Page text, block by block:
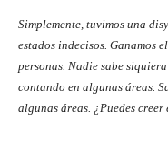
Simplemente, tuvimos una
estados indecisos. Ganamos
personas. Nadie sabe
contando en algunas áreas.
algunas áreas. ¿Puedes creer